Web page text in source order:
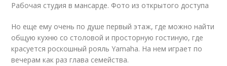
Рабочая студия в мансарде. Фото из открытого доступа
Но еще ему очень по душе первый этаж, где можно найти
общую кухню со столовой и просторную гостиную, где
красуется роскошный рояль Yamaha. На нем играет по
вечерам как раз глава семейства.